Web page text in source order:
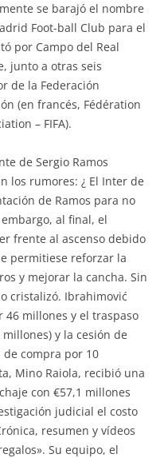
se barajó el nombre
Foot-ball Club para el
por Campo del Real
junto a otras seis
de la Federación
(en francés, Fédération
– FIFA).
de Sergio Ramos
los rumores: ¿ El Inter de
de Ramos para no
al final, el
frente al ascenso debido
permitiese reforzar la
y mejorar la cancha. Sin
cristalizó. Ibrahimović
millones y el traspaso
millones) y la cesión de
de compra por 10
Mino Raiola, recibió una
con €57,1 millones
judicial el costo
resumen y vídeos
Su equipo, el